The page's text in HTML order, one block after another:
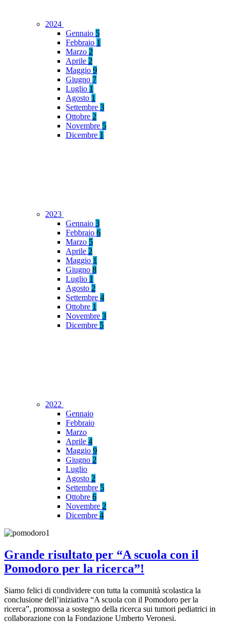
2024
Gennaio 5
Febbraio 1
Marzo 2
Aprile 2
Maggio 9
Giugno 7
Luglio 1
Agosto 1
Settembre 3
Ottobre 2
Novembre 5
Dicembre 1
2023
Gennaio 3
Febbraio 6
Marzo 5
Aprile 2
Maggio 1
Giugno 8
Luglio 1
Agosto 2
Settembre 4
Ottobre 1
Novembre 3
Dicembre 5
2022
Gennaio
Febbraio
Marzo
Aprile 4
Maggio 9
Giugno 2
Luglio
Agosto 2
Settembre 5
Ottobre 6
Novembre 2
Dicembre 4
Grande risultato per “A scuola con il
Pomodoro per la ricerca”!
Siamo felici di condividere con tutta la comunità scolastica la
conclusione dell’iniziativa “A scuola con il Pomodoro per la
ricerca”, promossa a sostegno della ricerca sui tumori pediatrici in
collaborazione con la Fondazione Umberto Veronesi.